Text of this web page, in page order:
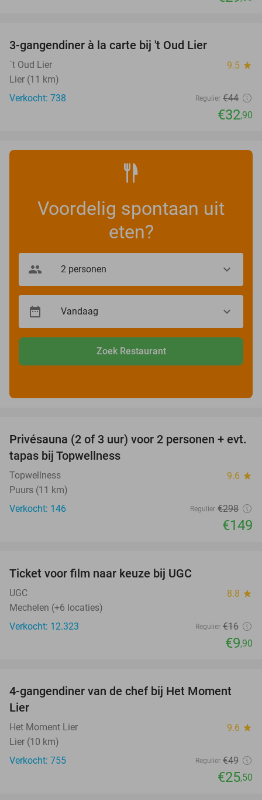
3-gangendiner à la carte bij 't Oud Lier
´t Oud Lier 9.5 star
Lier (11 km)
Verkocht: 738
Regulier €44
€32,90
Voordelig spontaan uit
eten?
Zoek Restaurant
50%
Privésauna (2 of 3 uur) voor 2 personen + evt.
tapas bij Topwellness
Topwellness 9.6 star
Puurs (11 km)
Verkocht: 146
Regulier €298
€149
Ticket voor film naar keuze bij UGC
UGC 8.8 star
Mechelen (+6 locaties)
Verkocht: 12.323
Regulier €16
€9,90
48%
4-gangendiner van de chef bij Het Moment
Lier
Het Moment Lier 9.6 star
Lier (10 km)
Verkocht: 755
Regulier €49
€25,50